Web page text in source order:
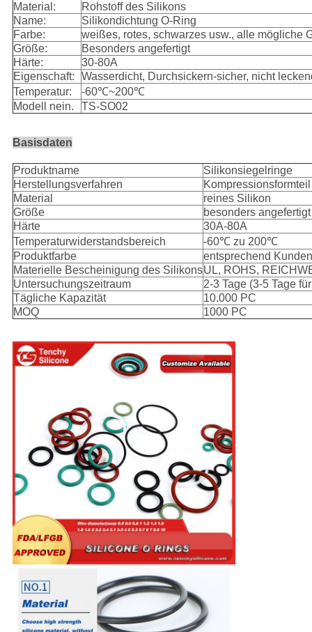
Material:
Rohstoff des Silikons
Name:
Silikondichtung O-Ring
Farbe:
weißes, rotes, schwarzes usw., alle mögliche
Größe:
Besonders angefertigt
Härte:
30-80A
Eigenschaft:
Wasserdicht, Durchsickern-sicher, nicht
Temperatur:
-60℃~200℃
Modell nein.
TS-SO02
Basisdaten
Produktname
Silikonsiegelringe
Herstellungsverfahren
Kompressionsformteil
Material
reines Silikon
Größe
besonders angefertigt
Härte
30A-80A
Temperaturwiderstandsbereich
-60℃ zu 200℃
Produktfarbe
entsprechend
Materielle Bescheinigung des SilikonsUL, ROHS,
Untersuchungszeitraum
2-3 Tage (3-5 Tage
Tägliche Kapazität
10.000 PC
MOQ
1000 PC